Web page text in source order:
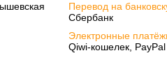
Перевод на
Сбербанк
Электронные
Qiwi-кошелек, PayPal